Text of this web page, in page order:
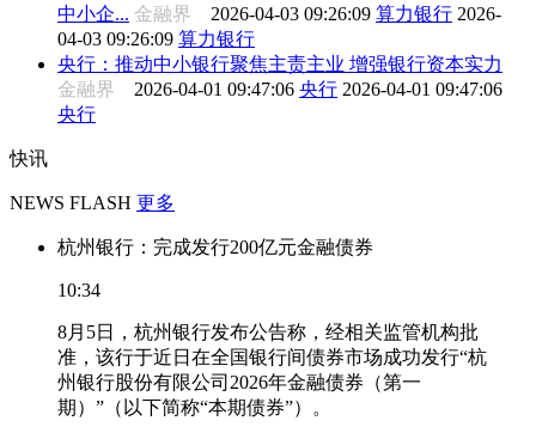
中小企... 金融界 2026-04-03 09:26:09 算力银行 2026-
04-03 09:26:09 算力银行
央行：推动中小银行聚焦主责主业 增强银行资本实力
金融界 2026-04-01 09:47:06 央行 2026-04-01 09:47:06
央行
快讯
NEWS FLASH 更多
杭州银行：完成发行200亿元金融债券
10:34
8月5日，杭州银行发布公告称，经相关监管机构批
准，该行于近日在全国银行间债券市场成功发行“杭
州银行股份有限公司2026年金融债券（第一
期）”（以下简称“本期债券”）。